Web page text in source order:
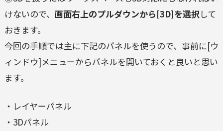
けないので、 画面右上のプルダウンから[3D]を選択 して
おきます。
今回の手順では主に下記のパネルを使うので、事前に[ウ
ィンドウ]メニューからパネルを開いておくと良いと思い
ます。
・レイヤーパネル
・3Dパネル